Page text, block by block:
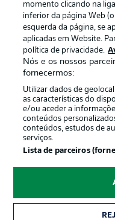
Trabalhe conosco
Contato
© 2026
Escolha
momento clicando na
inferior da página Web
esquerda da página, se
aplicadas em Website.
política de privacidade.
Nós e os nossos
fornecermos:
Utilizar dados de
as características do
e/ou aceder a
conteúdos
conteúdos, estudos de
serviços.
Lista de parceiros